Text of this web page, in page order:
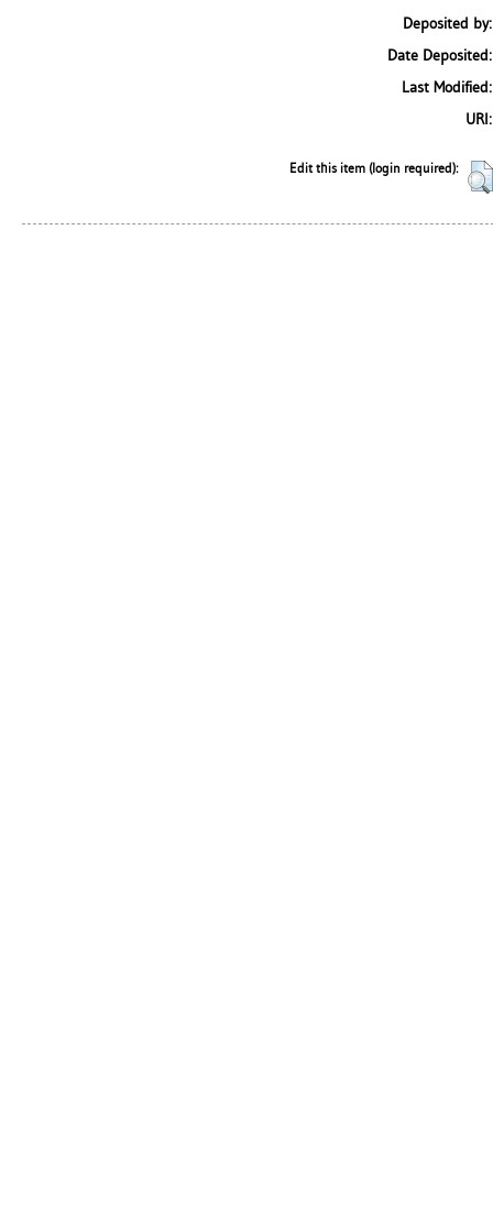
Deposited by:
Date Deposited:
Last Modified:
URI:
Edit this item (login required):